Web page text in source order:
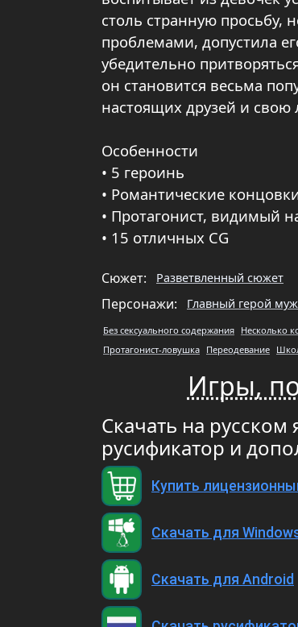
столь странную просьбу,
проблемами, допустила
убедительно
он становится весьма
настоящих друзей и свою
Особенности
• 5 героинь
• Романтические
• Протагонист, видимый
• 15 отличных CG
Сюжет: Разветвленный сюжет
Персонажи: Главный герой
Без сексуального содержания Несколько
Протагонист-ловушка Переодевание
Игры,
Скачать на
русификатор и
Купить
Скачать для
Скачать для Android